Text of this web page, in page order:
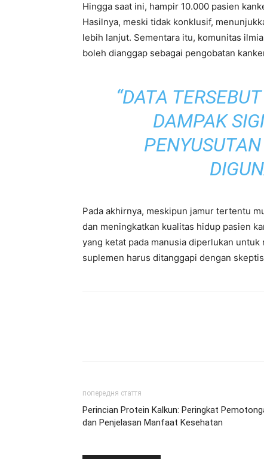
Hingga saat ini, hampir 10.000 pasien
Hasilnya, meski tidak konklusif,
lebih lanjut. Sementara itu, komunitas
boleh dianggap sebagai pengobatan
“DATA
DAMPAK
Pada akhirnya, meskipun jamur tertentu
dan meningkatkan kualitas hidup pasien
yang ketat pada manusia diperlukan
suplemen harus ditanggapi dengan
попередня стаття
Perincian Protein Kalkun: Peringkat
dan Penjelasan Manfaat Kesehatan